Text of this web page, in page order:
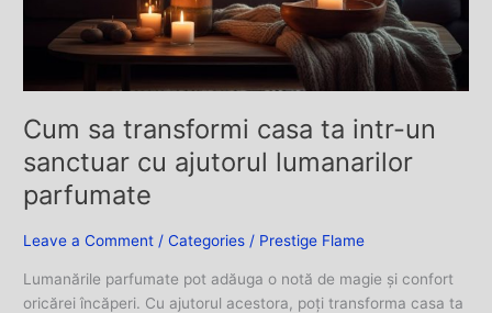
Cum sa transformi casa ta intr-un
sanctuar cu ajutorul lumanarilor
parfumate
Leave a Comment /Categories / Prestige Flame
Lumanările parfumate pot adăuga o notă de magie și confort
oricărei încăperi. Cu ajutorul acestora, poți transforma casa ta
sanctuar
lumanarilor